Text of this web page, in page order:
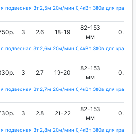
подвесная 3т 2,5м 20м/мин 0,4кВт 380в для кран-
3 2.6 18-19
82-153
мм
0.4
подвесная 3т 2,6м 20м/мин 0,4кВт 380в для кран-
3 2.7 19-20
82-153
мм
0.4
подвесная 3т 2,7м 20м/мин 0,4кВт 380в для кран-
3 2.8 21-22
82-153
мм
0.4
подвесная 3т 2,8м 20м/мин 0,4кВт 380в для кран-